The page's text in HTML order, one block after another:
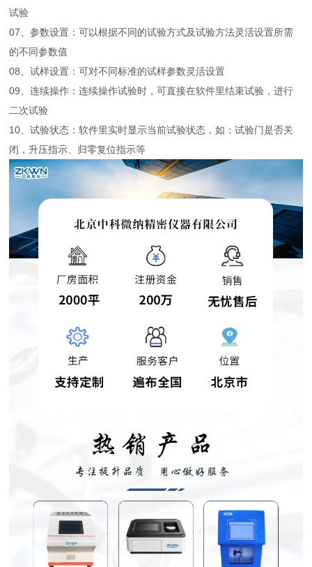
试验
07、参数设置：可以根据不同的试验方式及试验方法灵活设置所需
的不同参数值
08、试样设置：可对不同标准的试样参数灵活设置
09、连续操作：连续操作试验时，可直接在软件里结束试验，进行
二次试验
10、试验状态：软件里实时显示当前试验状态，如：试验门是否关
闭，升压指示、归零复位指示等